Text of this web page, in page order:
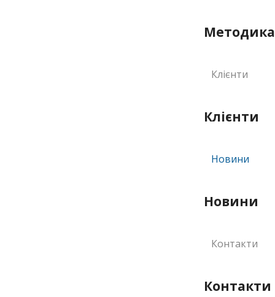
Методика
Клієнти
Клієнти
Новини
Новини
Контакти
Контакти